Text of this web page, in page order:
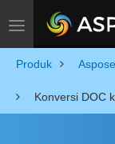
Toggle navigation
Produk
Konversi DOC